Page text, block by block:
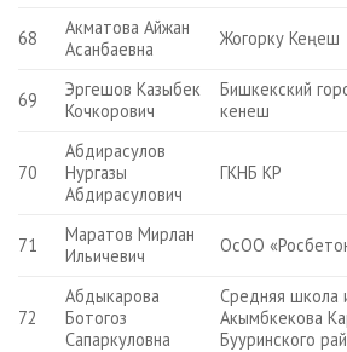
68
Акматова Айжан
Асанбаевна
Жогорку Кеңеш
69
Эргешов Казыбек
Кочкорович
Бишкекский
кенеш
70
Абдирасулов
Нургазы
Абдирасулович
ГКНБ КР
71
Маратов Мирлан
Ильичевич
ОсОО
72
Абдыкарова
Ботогоз
Сапаркуловна
Средняя школа
Акымбкекова
Бууринского